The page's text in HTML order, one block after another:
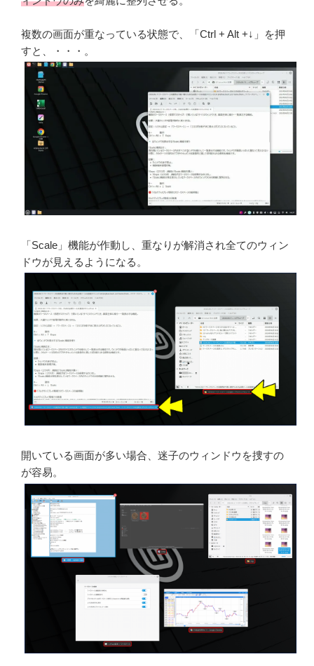
複数の画面が重なっている状態で、「Ctrl + Alt +↓」を押
すと、・・・。
「Scale」機能が作動し、重なりが解消され全てのウィン
ドウが見えるようになる。
開いている画面が多い場合、迷子のウィンドウを捜すの
が容易。